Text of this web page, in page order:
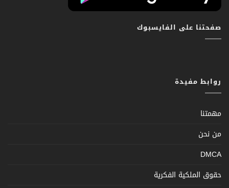
صفحتنا على الفايسبوك
روابط مفيدة
مهمتنا
من نحن
DMCA
حقوق الملكية الفكرية